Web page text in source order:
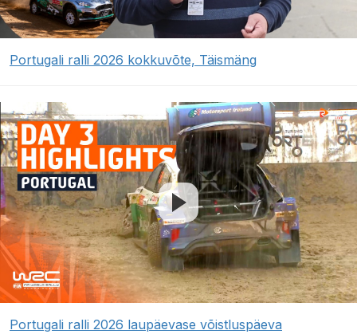
Portugali ralli 2026 kokkuvõte, Täismäng
Portugali ralli 2026 laupäevase võistluspäeva